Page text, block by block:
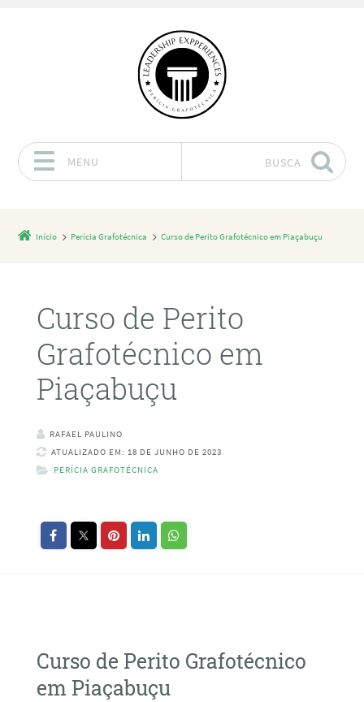
MENU BUSCA
Início Perícia Grafotécnica Curso de Perito Grafotécnico em Piaçabuçu
Curso de Perito
Grafotécnico em
Piaçabuçu
RAFAEL PAULINO
ATUALIZADO EM: 18 DE JUNHO DE 2023
PERÍCIA GRAFOTÉCNICA
Curso de Perito Grafotécnico
em Piaçabuçu